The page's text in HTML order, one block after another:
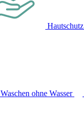
Hautschutz
Waschen ohne Wasser